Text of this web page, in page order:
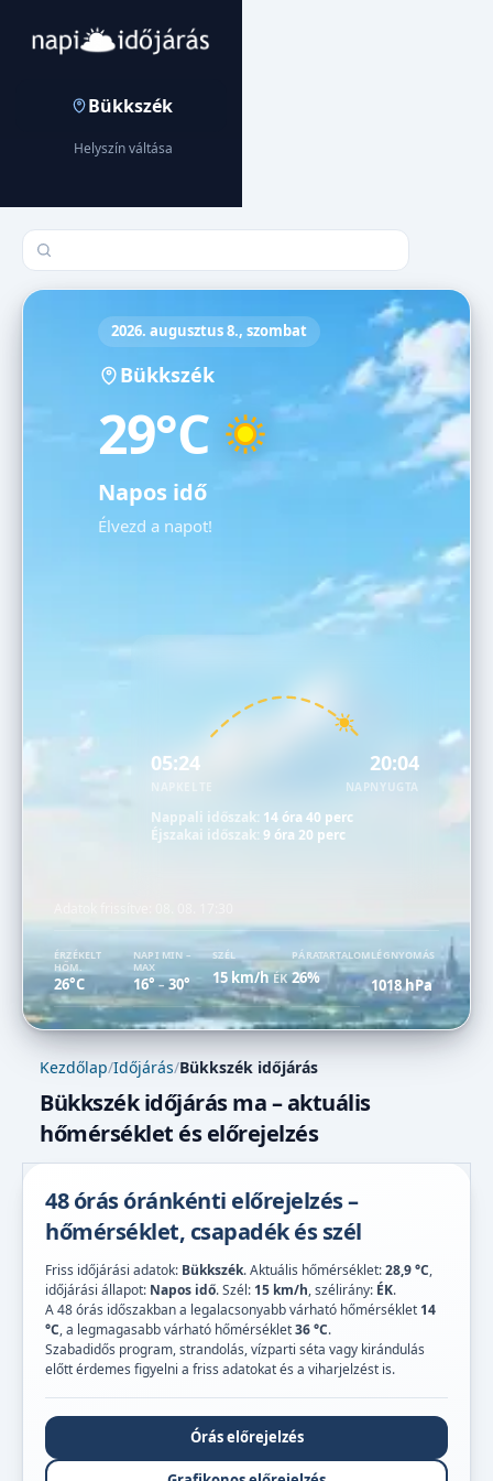
Bükkszék
Helyszín váltása
Település keresése
2026. augusztus 8., szombat
Bükkszék
29°C
Napos idő
Élvezd a napot!
05:24 20:04
NAPNYUGTA
Nappali időszak: 14 óra 40 perc
Éjszakai időszak: 9 óra 20 perc
ÉRZÉKELT
HŐM.
26°C
NAPI MIN –
MAX
16° –30°
SZÉL
15 km/hÉK
PÁRATARTALOM
26%
LÉGNYOMÁS
1018 hPa
Kezdőlap/Időjárás/Bükkszék időjárás
Bükkszék időjárás ma – aktuális
hőmérséklet és előrejelzés
48 órás óránkénti előrejelzés –
hőmérséklet, csapadék és szél
Friss időjárási adatok: Bükkszék. Aktuális hőmérséklet:28,9 °C,
időjárási állapot: Napos idő. Szél: 15 km/h, szélirány: ÉK.
A 48 órás időszakban a legalacsonyabb várható hőmérséklet 14
°C, a legmagasabb várható hőmérséklet36 °C.
Szabadidős program, strandolás, vízparti séta vagy kirándulás
előtt érdemes figyelni a friss adatokat és a viharjelzést is.
Órás előrejelzés